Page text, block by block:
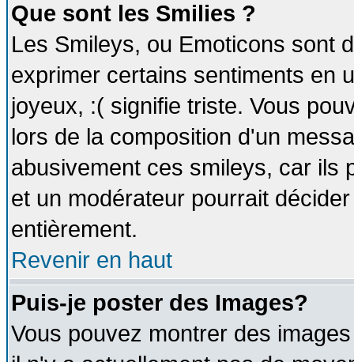
Que sont les Smilies ?
Les Smileys, ou Emoticons sont
exprimer certains sentiments en
joyeux, :( signifie triste. Vous
lors de la composition d'un
abusivement ces smileys, car ils
et un modérateur pourrait
entièrement.
Revenir en haut
Puis-je poster des Images?
Vous pouvez montrer des